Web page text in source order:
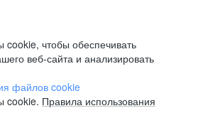
чтобы обеспечивать
веб-сайта и анализировать
файлов cookie
cookie. Правила использования